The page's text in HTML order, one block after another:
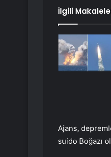
İlgili
Ajans,
suido Boğazı